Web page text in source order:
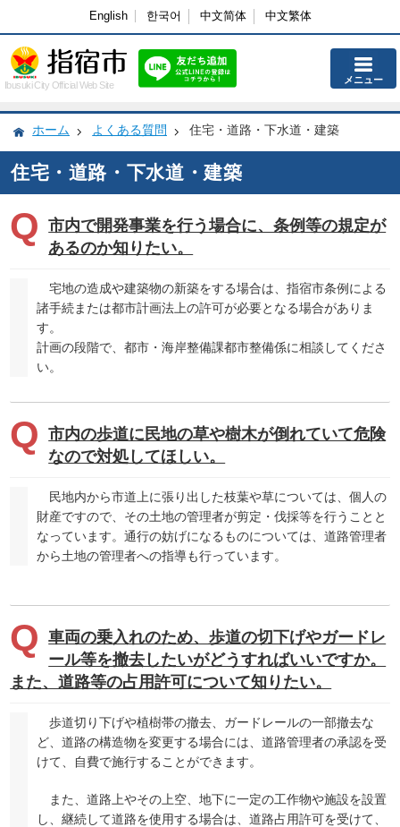
English 한국어 中文简体 中文繁体
Ibusuki City Official Web Site メニュー
ホーム よくある質問 住宅・道路・下水道・建築
住宅・道路・下水道・建築
市内で開発事業を行う場合に、条例等の規定が
あるのか知りたい。
宅地の造成や建築物の新築をする場合は、指宿市条例による
諸手続または都市計画法上の許可が必要となる場合がありま
す。
計画の段階で、都市・海岸整備課都市整備係に相談してくださ
い。
市内の歩道に民地の草や樹木が倒れていて危険
なので対処してほしい。
民地内から市道上に張り出した枝葉や草については、個人の
財産ですので、その土地の管理者が剪定・伐採等を行うことと
なっています。通行の妨げになるものについては、道路管理者
から土地の管理者への指導も行っています。
車両の乗入れのため、歩道の切下げやガードレ
ール等を撤去したいがどうすればいいですか。
また、道路等の占用許可について知りたい。
歩道切り下げや植樹帯の撤去、ガードレールの一部撤去な
ど、道路の構造物を変更する場合には、道路管理者の承認を受
けて、自費で施行することができます。
また、道路上やその上空、地下に一定の工作物や施設を設置
し、継続して道路を使用する場合は、道路占用許可を受けて、